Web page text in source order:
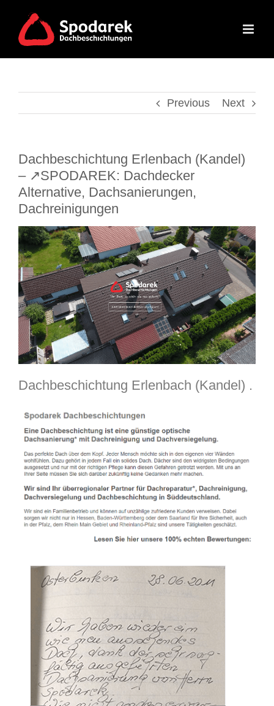
content
Previous Next
Dachbeschichtung Erlenbach (Kandel)
– ↗️SPODAREK: Dachdecker
Alternative, Dachsanierungen,
Dachreinigungen
Dachbeschichtung Erlenbach (Kandel) .